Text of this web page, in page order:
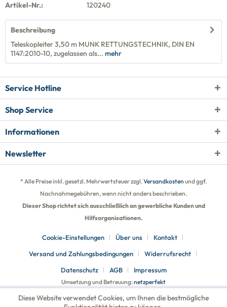
Artikel-Nr.: 120240
Beschreibung
Teleskopleiter 3,50 m MUNK RETTUNGSTECHNIK, DIN EN
1147:2010-10, zugelassen als... mehr
Service Hotline
Shop Service
Informationen
Newsletter
* Alle Preise inkl. gesetzl. Mehrwertsteuer zzgl.Versandkosten und ggf.
Nachnahmegebühren, wenn nicht anders beschrieben.
Dieser Shop richtet sich ausschließlich an gewerbliche Kunden und
Hilfsorganisationen.
Cookie-Einstellungen Über uns
Kontakt
Versand und Zahlungsbedingungen
Widerrufsrecht
Datenschutz
AGB Impressum
Umsetzung und Betreuung:netzperfekt
Diese Website verwendet Cookies, um Ihnen die bestmögliche